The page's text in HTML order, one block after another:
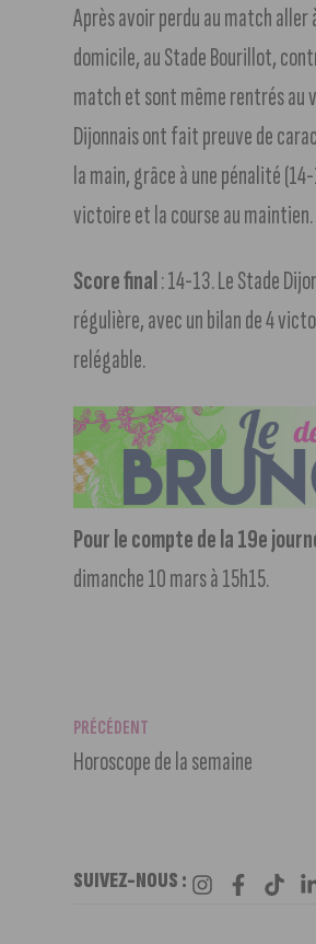
Après avoir perdu au match aller
domicile, au Stade Bourillot,
match et sont même rentrés au
Dijonnais ont fait preuve de
la main, grâce à une pénalité
victoire et la course au maintien.
Score final: 14-13. Le Stade
régulière, avec un bilan de 4
relégable.
Pour le compte de la 19e
dimanche 10 mars à 15h15.
PRÉCÉDENT
Horoscope de la semaine
SUIVEZ-NOUS :